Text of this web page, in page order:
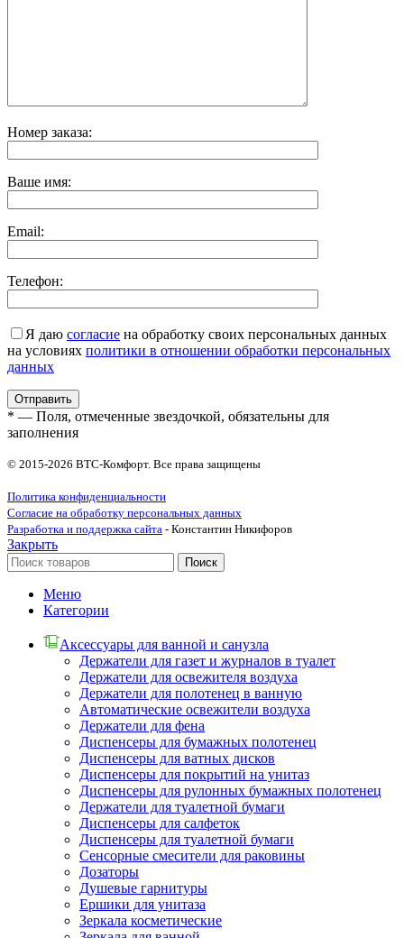
Номер заказа:
Ваше имя:
Email:
Телефон:
Я даю согласие на обработку своих персональных данных
на условиях политики в отношении обработки персональных
данных
* — Поля, отмеченные звездочкой, обязательны для
заполнения
© 2015-2026 ВТС-Комфорт. Все права защищены
Политика конфиденциальности
Согласие на обработку персональных данных
Разработка и поддержка сайта - Константин Никифоров
Закрыть
Поиск
Меню
Категории
Аксессуары для ванной и санузла
Держатели для газет и журналов в туалет
Держатели для освежителя воздуха
Держатели для полотенец в ванную
Автоматические освежители воздуха
Держатели для фена
Диспенсеры для бумажных полотенец
Диспенсеры для ватных дисков
Диспенсеры для покрытий на унитаз
Диспенсеры для рулонных бумажных полотенец
Держатели для туалетной бумаги
Диспенсеры для салфеток
Диспенсеры для туалетной бумаги
Сенсорные смесители для раковины
Дозаторы
Душевые гарнитуры
Ершики для унитаза
Зеркала косметические